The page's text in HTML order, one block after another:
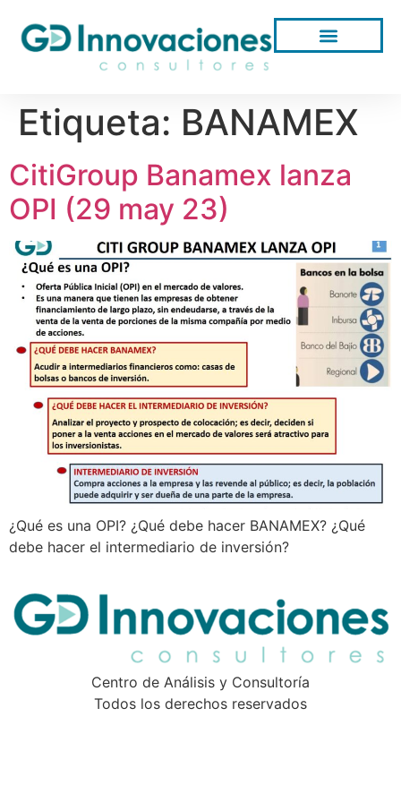
Etiqueta: BANAMEX
CitiGroup Banamex lanza
OPI (29 may 23)
¿Qué es una OPI? ¿Qué debe hacer BANAMEX? ¿Qué
debe hacer el intermediario de inversión?
Centro de Análisis y Consultoría
Todos los derechos reservados